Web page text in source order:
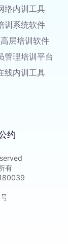
络内训工具
训系统软件
层培训软件
管理培训平台
线内训工具
约
有